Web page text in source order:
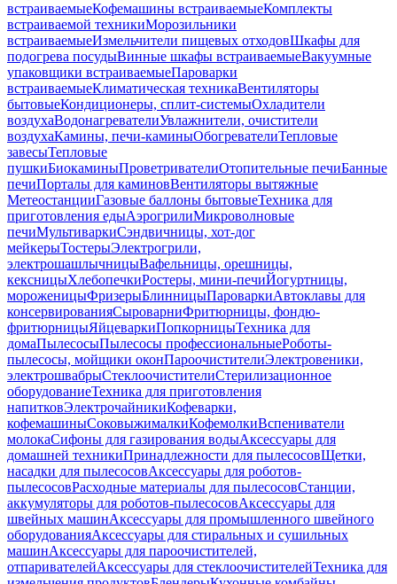
встраиваемыеКофемашины встраиваемыеКомплекты
встраиваемой техникиМорозильники
встраиваемыеИзмельчители пищевых отходовШкафы для
подогрева посудыВинные шкафы встраиваемыеВакуумные
упаковщики встраиваемыеПароварки
встраиваемыеКлиматическая техникаВентиляторы
бытовыеКондиционеры, сплит-системыОхладители
воздухаВодонагревателиУвлажнители, очистители
воздухаКамины, печи-каминыОбогревателиТепловые
завесыТепловые
пушкиБиокаминыПроветривателиОтопительные печиБанные
печиПорталы для каминовВентиляторы вытяжные
МетеостанцииГазовые баллоны бытовыеТехника для
приготовления едыАэрогрилиМикроволновые
печиМультиваркиСэндвичницы, хот-дог
мейкерыТостерыЭлектрогрили,
электрошашлычницыВафельницы, орешницы,
кексницыХлебопечкиРостеры, мини-печиЙогуртницы,
мороженицыФризерыБлинницыПароваркиАвтоклавы для
консервированияСыроварниФритюрницы, фондю-
фритюрницыЯйцеваркиПопкорницыТехника для
домаПылесосыПылесосы профессиональныеРоботы-
пылесосы, мойщики оконПароочистителиЭлектровеники,
электрошвабрыСтеклоочистителиСтерилизационное
оборудованиеТехника для приготовления
напитковЭлектрочайникиКофеварки,
кофемашиныСоковыжималкиКофемолкиВспениватели
молокаСифоны для газирования водыАксессуары для
домашней техникиПринадлежности для пылесосовЩетки,
насадки для пылесосовАксессуары для роботов-
пылесосовРасходные материалы для пылесосовСтанции,
аккумуляторы для роботов-пылесосовАксессуары для
швейных машинАксессуары для промышленного швейного
оборудованияАксессуары для стиральных и сушильных
машинАксессуары для пароочистителей,
отпаривателейАксессуары для стеклоочистителейТехника для